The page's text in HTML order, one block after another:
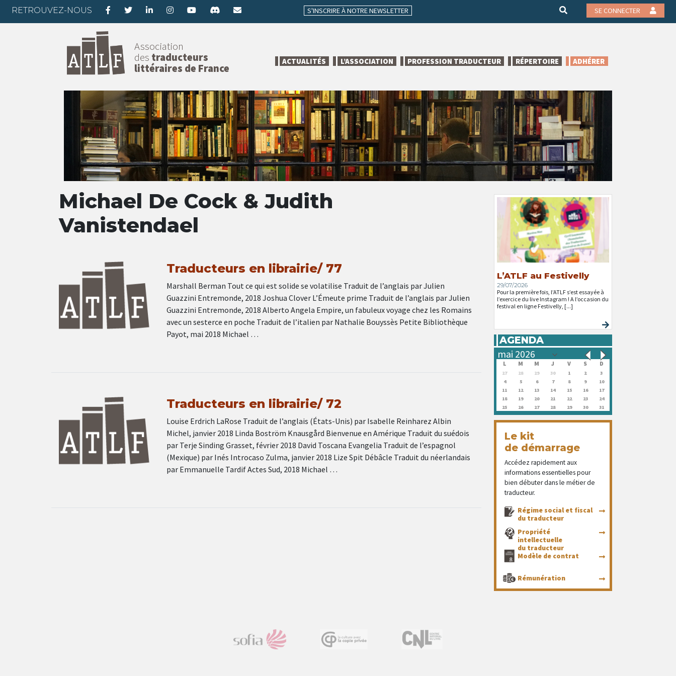
RETROUVEZ-NOUS S'INSCRIRE À NOTRE NEWSLETTER SE CONNECTER
Association
des traducteurs
littéraires de France
ACTUALITÉS L’ASSOCIATION PROFESSION TRADUCTEUR RÉPERTOIRE ADHÉRER
Michael De Cock & Judith
Vanistendael
Traducteurs en librairie/ 77
Marshall Berman Tout ce qui est solide se volatilise Traduit de l’anglais par Julien
Guazzini Entremonde, 2018 Joshua Clover L’Émeute prime Traduit de l’anglais par Julien
Guazzini Entremonde, 2018 Alberto Angela Empire, un fabuleux voyage chez les Romains
avec un sesterce en poche Traduit de l’italien par Nathalie Bouyssès Petite Bibliothèque
Payot, mai 2018 Michael …
Traducteurs en librairie/ 72
Louise Erdrich LaRose Traduit de l’anglais (États-Unis) par Isabelle Reinharez Albin
Michel, janvier 2018 Linda Boström Knausgård Bienvenue en Amérique Traduit du suédois
par Terje Sinding Grasset, février 2018 David Toscana Evangelia Traduit de l’espagnol
(Mexique) par Inés Introcaso Zulma, janvier 2018 Lize Spit Débâcle Traduit du néerlandais
par Emmanuelle Tardif Actes Sud, 2018 Michael …
L’ATLF au Festivelly
29/07/2026
Pour la première fois, l’ATLF s’est essayée à
l’exercice du live Instagram ! A l’occasion du
festival en ligne Festivelly, [...]
AGENDA
L M M J V S D
27 28 29 30 1 2
3
4
5 6 7 8 9
10
11
12 13 14 15 16
17
18
19 20 21 22 23
24
25
26 27 28 29 30 31
Le kit
de démarrage
Accédez rapidement aux
informations essentielles pour
bien débuter dans le métier de
traducteur.
Régime social et fiscal
du traducteur
Propriété
intellectuelle
du traducteur
Modèle de contrat
Rémunération